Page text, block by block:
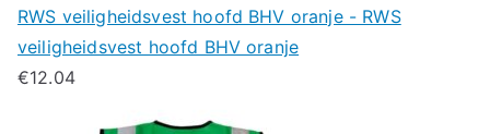
RWS veiligheidsvest hoofd BHV oranje - RWS
veiligheidsvest hoofd BHV oranje
€12.04